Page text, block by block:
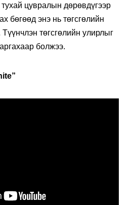
цувралын дөрөвдүгээр
бөгөөд энэ нь төгсгөлийн
төгсгөлийн улирлыг
болжээ.